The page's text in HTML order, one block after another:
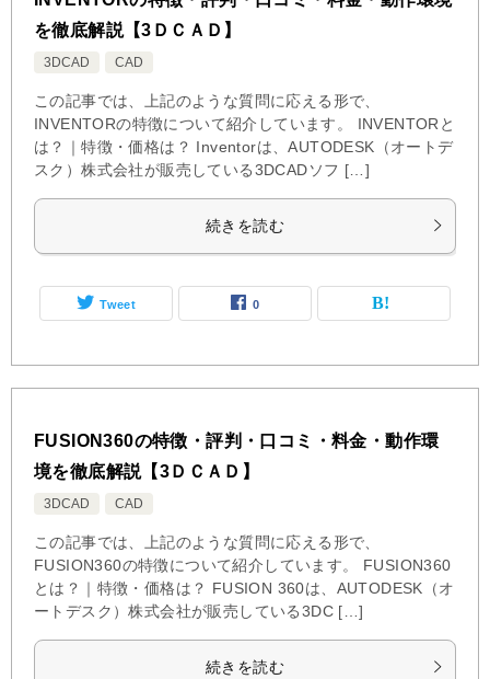
を徹底解説【3ＤＣＡＤ】
3DCAD CAD
この記事では、上記のような質問に応える形で、
INVENTORの特徴について紹介しています。 INVENTORと
は？｜特徴・価格は？ Inventorは、AUTODESK（オートデ
スク）株式会社が販売している3DCADソフ […]
続きを読む
Tweet 0
FUSION360の特徴・評判・口コミ・料金・動作環
境を徹底解説【3ＤＣＡＤ】
3DCAD CAD
この記事では、上記のような質問に応える形で、
FUSION360の特徴について紹介しています。 FUSION360
とは？｜特徴・価格は？ FUSION 360は、AUTODESK（オ
ートデスク）株式会社が販売している3DC […]
続きを読む